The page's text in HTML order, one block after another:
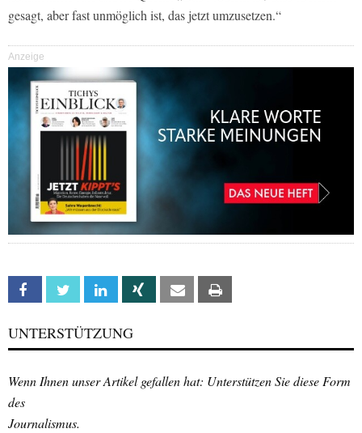
gesagt, aber fast unmöglich ist, das jetzt umzusetzen.“
Anzeige
Facebook Twitter Linkedin Xing Email
UNTERSTÜTZUNG
Wenn Ihnen unser Artikel gefallen hat: Unterstützen Sie diese Form
des
Journalismus.